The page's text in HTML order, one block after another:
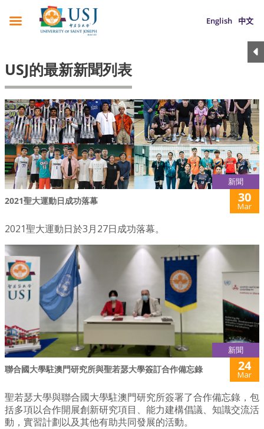
English 中文
USJ的最新新聞列表
新聞
2021聖大運動日成功落幕 30
Mar
2021聖大運動日於3月27日成功落幕。
新聞
聯合國大學駐澳門研究所與聖若瑟大學簽訂合作備忘錄 24
Mar
聖若瑟大學與聯合國大學駐澳門研究所簽署了合作備忘錄，包
括多項以合作開展創新研究項目、能力建構倡議、知識交流活
動，實習計劃以及其他有助共同發展的活動。